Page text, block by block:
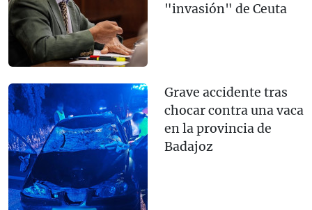
"invasión" de Ceuta
Grave accidente tras
chocar contra una vaca
en la provincia de
Badajoz